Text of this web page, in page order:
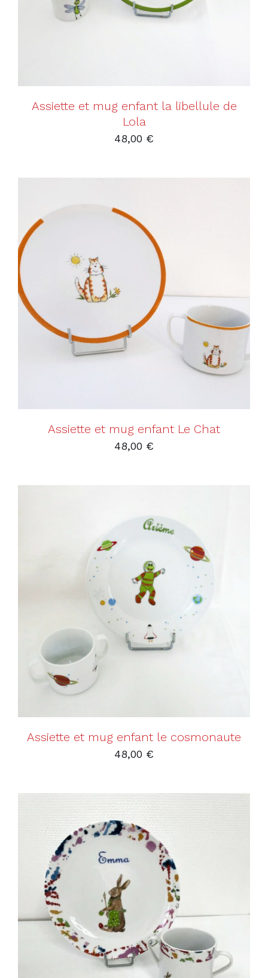
Assiette et mug enfant la libellule de
Lola
48,00 €
AJOUTER AU PANIER / DÉTAILS
Assiette et mug enfant Le Chat
48,00 €
AJOUTER AU PANIER DÉTAILS
Assiette et mug enfant le cosmonaute
48,00 €
AJOUTER AU PANIER DÉTAILS